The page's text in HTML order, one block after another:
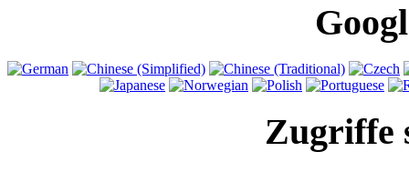
Zugriffe